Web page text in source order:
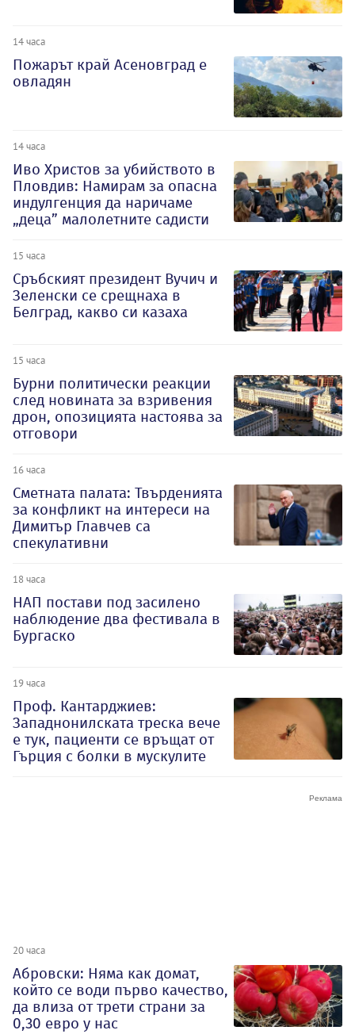
14 часа
Пожарът край Асеновград е
овладян
14 часа
Иво Христов за убийството в
Пловдив: Намирам за опасна
индулгенция да наричаме
„деца” малолетните садисти
15 часа
Сръбският президент Вучич и
Зеленски се срещнаха в
Белград, какво си казаха
15 часа
Бурни политически реакции
след новината за взривения
дрон, опозицията настоява за
отговори
16 часа
Сметната палата: Твърденията
за конфликт на интереси на
Димитър Главчев са
спекулативни
18 часа
НАП постави под засилено
наблюдение два фестивала в
Бургаско
19 часа
Проф. Кантарджиев:
Западнонилската треска вече
е тук, пациенти се връщат от
Гърция с болки в мускулите
20 часа
Абровски: Няма как домат,
който се води първо качество,
да влиза от трети страни за
0,30 евро у нас